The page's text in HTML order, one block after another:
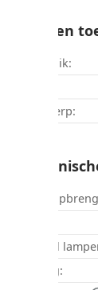
Stijl en
Gebruik:
Ontwerp:
Aantal
Fitting: